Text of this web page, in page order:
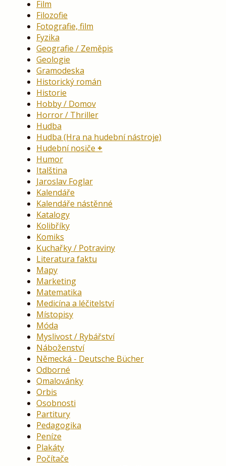
Film
Filozofie
Fotografie, film
Fyzika
Geografie / Zeměpis
Geologie
Gramodeska
Historický román
Historie
Hobby / Domov
Horror / Thriller
Hudba
Hudba (Hra na hudební nástroje)
Hudební nosiče
Humor
Italština
Jaroslav Foglar
Kalendáře
Kalendáře nástěnné
Katalogy
Kolibříky
Komiks
Kuchařky / Potraviny
Literatura faktu
Mapy
Marketing
Matematika
Medicína a léčitelství
Místopisy
Móda
Myslivost / Rybářství
Náboženství
Německá - Deutsche Bücher
Odborné
Omalovánky
Orbis
Osobnosti
Partitury
Pedagogika
Peníze
Plakáty
Počítače